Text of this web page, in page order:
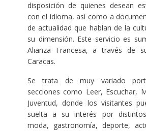
disposición de quienes desean
con el idioma, así como a
de actualidad que hablan de la
su dimensión. Este servicio es
Alianza Francesa, a través de
Caracas.
Se trata de muy variado
secciones como Leer, Escuchar,
Juventud, donde los visitantes
suelta a su interés por
moda, gastronomía, deporte,